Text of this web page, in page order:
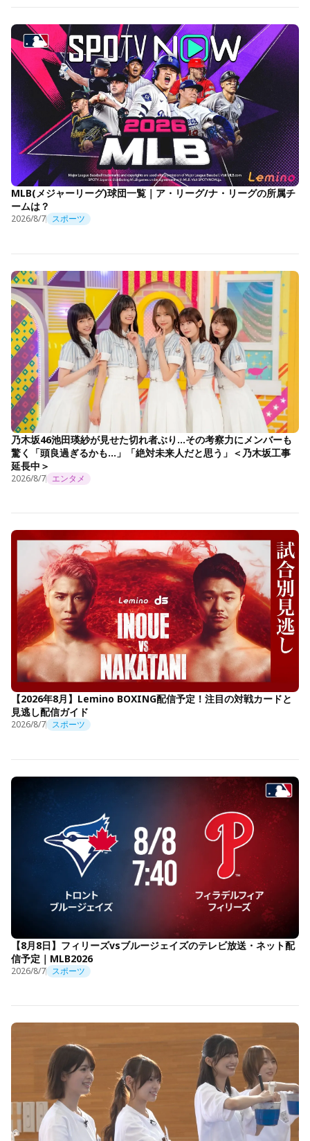
MLB(メジャーリーグ)球団一覧｜ア・リーグ/ナ・リーグの所属チ
ームは？
2026/8/7 スポーツ
乃木坂46池田瑛紗が見せた切れ者ぶり…その考察力にメンバーも
驚く「頭良過ぎるかも…」「絶対未来人だと思う」＜乃木坂工事
延長中＞
2026/8/7 エンタメ
【2026年8月】Lemino BOXING配信予定！注目の対戦カードと
見逃し配信ガイド
2026/8/7 スポーツ
【8月8日】フィリーズvsブルージェイズのテレビ放送・ネット配
信予定｜MLB2026
2026/8/7 スポーツ